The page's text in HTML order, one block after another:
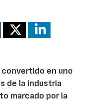
en uno
de la industria
marcado por la